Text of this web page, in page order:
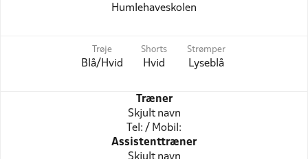
Humlehaveskolen
Trøje
Blå/Hvid
Shorts
Hvid
Strømper
Lyseblå
Træner
Skjult navn
Tel: / Mobil:
Assistenttræner
Skjult navn